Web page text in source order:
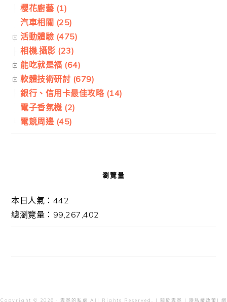
櫻花廚藝 (1)
汽車相關 (25)
活動體驗 (475)
相機.攝影 (23)
能吃就是福 (64)
軟體技術研討 (679)
銀行、信用卡最佳攻略 (14)
電子香氛機 (2)
電競周邊 (45)
瀏覽量
本日人氣：442
總瀏覽量：99,267,402
Copyright © 2026 · 雲爸的私處 All Rights Reserved. | 關於雲爸 | 隱私權政策 | 網